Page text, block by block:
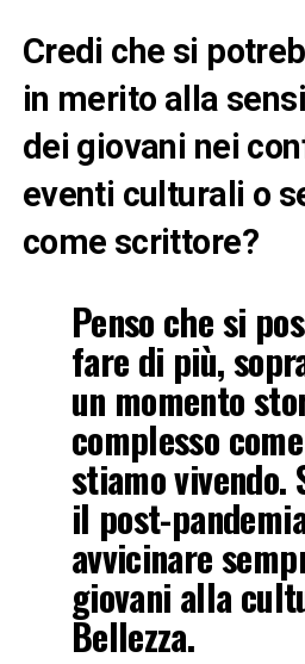
Credi che si
in merito alla
dei giovani nei
eventi culturali o
come scrittore?
Penso che si
fare di più,
un momento
complesso
stiamo vivendo.
il post-
avvicinare
giovani alla
Bellezza.